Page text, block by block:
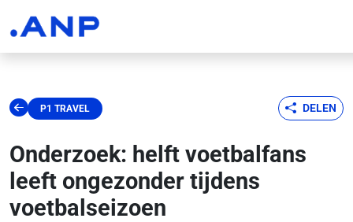
P1 TRAVEL DELEN
Onderzoek: helft voetbalfans
leeft ongezonder tijdens
voetbalseizoen